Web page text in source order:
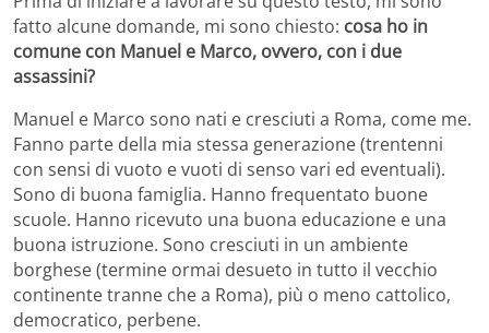
fatto alcune domande, mi sono chiesto: cosa ho in
comune con Manuel e Marco, ovvero, con i due
assassini?
Manuel e Marco sono nati e cresciuti a Roma, come me.
Fanno parte della mia stessa generazione (trentenni
con sensi di vuoto e vuoti di senso vari ed eventuali).
Sono di buona famiglia. Hanno frequentato buone
scuole. Hanno ricevuto una buona educazione e una
buona istruzione. Sono cresciuti in un ambiente
borghese (termine ormai desueto in tutto il vecchio
continente tranne che a Roma), più o meno cattolico,
democratico, perbene.